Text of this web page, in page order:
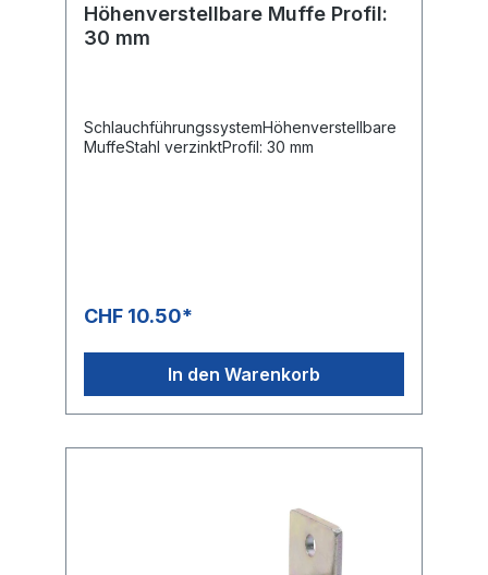
Höhenverstellbare Muffe Profil:
30 mm
SchlauchführungssystemHöhenverstellbare
MuffeStahl verzinktProfil: 30 mm
CHF 10.50*
In den Warenkorb